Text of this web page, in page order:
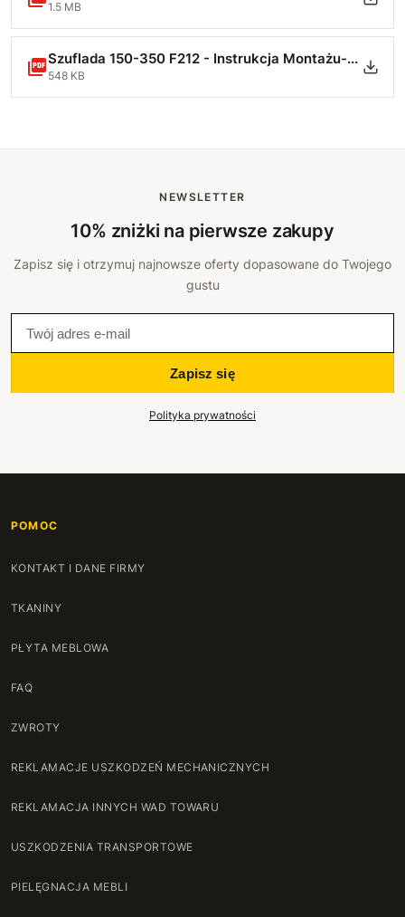
1.5 MB
Szuflada 150-350 F212 - Instrukcja Montażu-min.pdf
548 KB
NEWSLETTER
10% zniżki na pierwsze zakupy
Zapisz się i otrzymuj najnowsze oferty dopasowane do Twojego
gustu
Zapisz się
Polityka prywatności
POMOC
KONTAKT I DANE FIRMY
TKANINY
PŁYTA MEBLOWA
FAQ
ZWROTY
REKLAMACJE USZKODZEŃ MECHANICZNYCH
REKLAMACJA INNYCH WAD TOWARU
USZKODZENIA TRANSPORTOWE
PIELĘGNACJA MEBLI